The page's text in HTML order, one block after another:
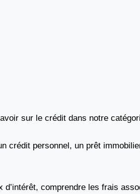
sur le crédit dans notre
crédit personnel, un prêt
d’intérêt, comprendre les frais